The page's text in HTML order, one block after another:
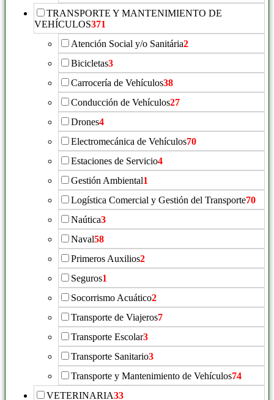
TRANSPORTE Y MANTENIMIENTO DE
VEHÍCULOS371
Atención Social y/o Sanitária2
Bicicletas3
Carrocería de Vehículos38
Conducción de Vehículos27
Drones4
Electromecánica de Vehículos70
Estaciones de Servicio4
Gestión Ambiental1
Logística Comercial y Gestión del Transporte70
Naútica3
Naval58
Primeros Auxilios2
Seguros1
Socorrismo Acuático2
Transporte de Viajeros7
Transporte Escolar3
Transporte Sanitario3
Transporte y Mantenimiento de Vehículos74
VETERINARIA33